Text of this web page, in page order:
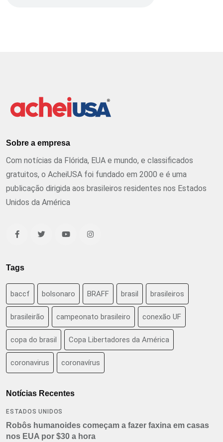
Sobre a empresa
Com notícias da Flórida, EUA e mundo, e classificados
gratuitos, o AcheiUSA foi fundado em 2000 e é uma
publicação dirigida aos brasileiros residentes nos Estados
Unidos da América
Tags
baccf bolsonaro BRAFF brasil brasileiros
brasileirão campeonato brasileiro conexão UF
copa do brasil Copa Libertadores da América
coronavirus coronavírus
Notícias Recentes
ESTADOS UNIDOS
Robôs humanoides começam a fazer faxina em casas
nos EUA por $30 a hora